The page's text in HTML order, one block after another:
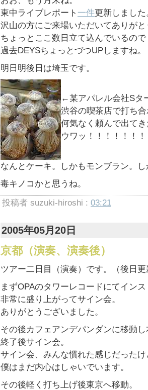
東中ライブレポート 一件更新しました
沢山の方にご来場いただいてありが
ちょっとここ数日立て込んでいるので
過去DEYSちょっとづつUPしますね。
明日明後日は埼玉です。
←某アパレル会社Sタ
渋谷の喫茶店で打ち
何気なく頼んで出て
ウワッ！！！！！！！
なんとケーキ。しかもモンブラン。
毒キノコかと思うね。
投稿者 suzuki-hiroshi : 03:21
2005年05月20日
京都（演奏、演奏後）
ツアー二日目（演奏）です。（後日
まずOPAのタワーレコードにてイン
非常に盛り上がってサイン会。
ありがとうございました。
その後カフェアンデパンダンに移動
終了後サイン会。
サイン会、みんな慣れた感じだったけ
僕はまだ内心はしゃいでいます。
その後軽く打ち上げ後東京へ移動。